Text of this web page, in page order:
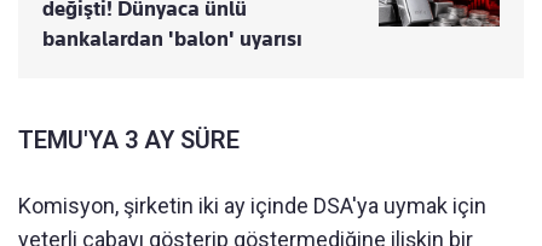
değişti! Dünyaca ünlü
bankalardan 'balon' uyarısı
TEMU'YA 3 AY SÜRE
Komisyon, şirketin iki ay içinde DSA'ya uymak için
yeterli çabayı gösterip göstermediğine ilişkin bir